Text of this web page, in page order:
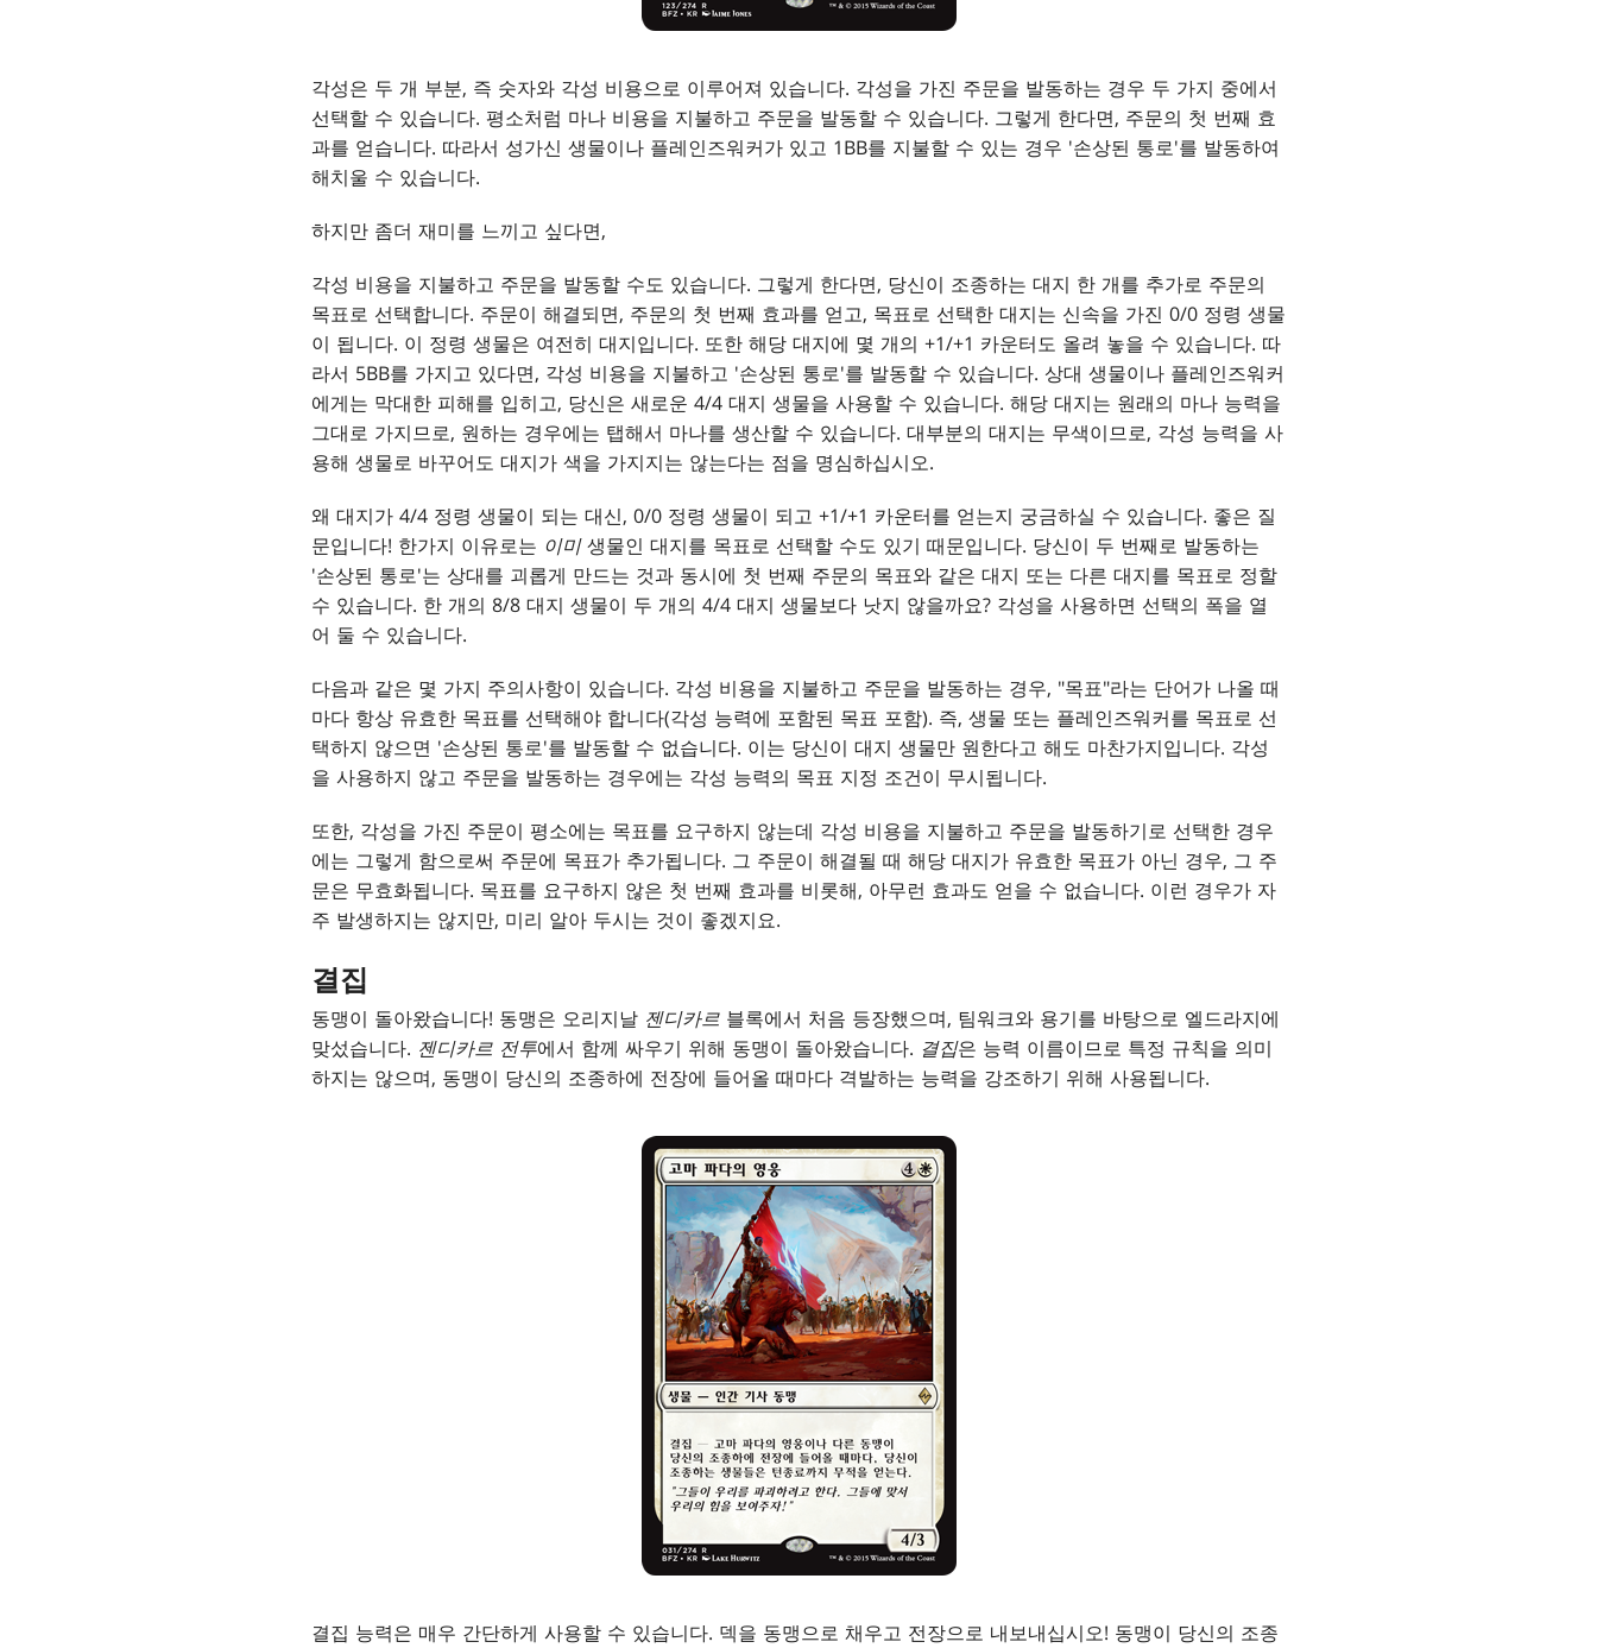
각성은 두 개 부분, 즉 숫자와 각성 비용으로 이루어져 있습니다. 각성을 가진 주문을 발동하는 경우 두 가지 중에서
선택할 수 있습니다. 평소처럼 마나 비용을 지불하고 주문을 발동할 수 있습니다. 그렇게 한다면, 주문의 첫 번째 효
과를 얻습니다. 따라서 성가신 생물이나 플레인즈워커가 있고 1BB를 지불할 수 있는 경우 '손상된 통로'를 발동하여
해치울 수 있습니다.
하지만 좀더 재미를 느끼고 싶다면,
각성 비용을 지불하고 주문을 발동할 수도 있습니다. 그렇게 한다면, 당신이 조종하는 대지 한 개를 추가로 주문의
목표로 선택합니다. 주문이 해결되면, 주문의 첫 번째 효과를 얻고, 목표로 선택한 대지는 신속을 가진 0/0 정령 생물
이 됩니다. 이 정령 생물은 여전히 대지입니다. 또한 해당 대지에 몇 개의 +1/+1 카운터도 올려 놓을 수 있습니다. 따
라서 5BB를 가지고 있다면, 각성 비용을 지불하고 '손상된 통로'를 발동할 수 있습니다. 상대 생물이나 플레인즈워커
에게는 막대한 피해를 입히고, 당신은 새로운 4/4 대지 생물을 사용할 수 있습니다. 해당 대지는 원래의 마나 능력을
그대로 가지므로, 원하는 경우에는 탭해서 마나를 생산할 수 있습니다. 대부분의 대지는 무색이므로, 각성 능력을 사
용해 생물로 바꾸어도 대지가 색을 가지지는 않는다는 점을 명심하십시오.
왜 대지가 4/4 정령 생물이 되는 대신, 0/0 정령 생물이 되고 +1/+1 카운터를 얻는지 궁금하실 수 있습니다. 좋은 질
문입니다! 한가지 이유로는 이미생물인 대지를 목표로 선택할 수도 있기 때문입니다. 당신이 두 번째로 발동하는
'손상된 통로'는 상대를 괴롭게 만드는 것과 동시에 첫 번째 주문의 목표와 같은 대지 또는 다른 대지를 목표로 정할
수 있습니다. 한 개의 8/8 대지 생물이 두 개의 4/4 대지 생물보다 낫지 않을까요? 각성을 사용하면 선택의 폭을 열
어 둘 수 있습니다.
다음과 같은 몇 가지 주의사항이 있습니다. 각성 비용을 지불하고 주문을 발동하는 경우, "목표"라는 단어가 나올 때
마다 항상 유효한 목표를 선택해야 합니다(각성 능력에 포함된 목표 포함). 즉, 생물 또는 플레인즈워커를 목표로 선
택하지 않으면 '손상된 통로'를 발동할 수 없습니다. 이는 당신이 대지 생물만 원한다고 해도 마찬가지입니다. 각성
을 사용하지 않고 주문을 발동하는 경우에는 각성 능력의 목표 지정 조건이 무시됩니다.
또한, 각성을 가진 주문이 평소에는 목표를 요구하지 않는데 각성 비용을 지불하고 주문을 발동하기로 선택한 경우
에는 그렇게 함으로써 주문에 목표가 추가됩니다. 그 주문이 해결될 때 해당 대지가 유효한 목표가 아닌 경우, 그 주
문은 무효화됩니다. 목표를 요구하지 않은 첫 번째 효과를 비롯해, 아무런 효과도 얻을 수 없습니다. 이런 경우가 자
주 발생하지는 않지만, 미리 알아 두시는 것이 좋겠지요.
결집
동맹이 돌아왔습니다! 동맹은 오리지날 젠디카르 블록에서 처음 등장했으며, 팀워크와 용기를 바탕으로 엘드라지에
맞섰습니다. 젠디카르 전투에서 함께 싸우기 위해 동맹이 돌아왔습니다. 결집은 능력 이름이므로 특정 규칙을 의미
하지는 않으며, 동맹이 당신의 조종하에 전장에 들어올 때마다 격발하는 능력을 강조하기 위해 사용됩니다.
결집 능력은 매우 간단하게 사용할 수 있습니다. 덱을 동맹으로 채우고 전장으로 내보내십시오! 동맹이 당신의 조종